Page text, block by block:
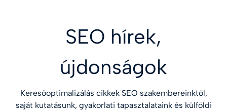
SEO hírek,
újdonságok
Keresőoptimalizálás cikkek SEO szakembereinktől,
saját kutatásunk, gyakorlati tapasztalataink és külföldi